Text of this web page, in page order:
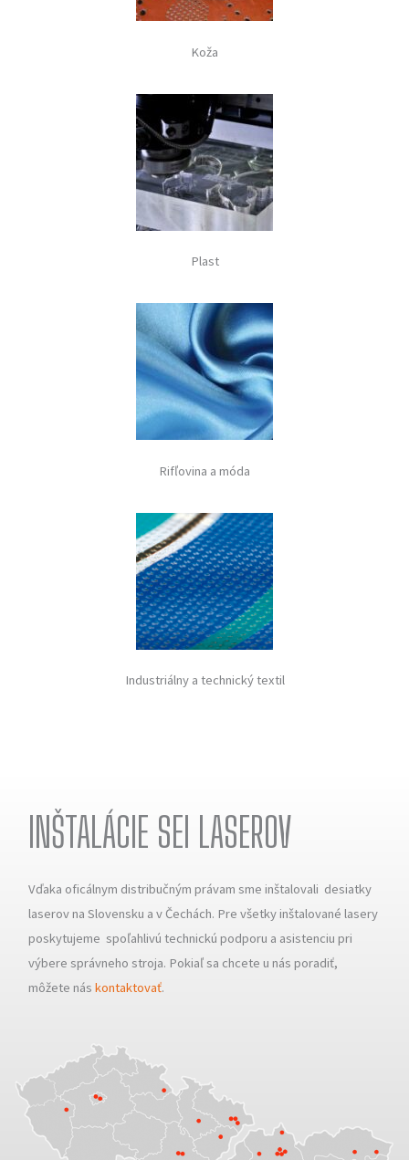
Koža
Plast
Rifľovina a móda
Industriálny a technický textil
INŠTALÁCIE SEI LASEROV
Vďaka oficálnym distribučným právam sme inštalovali desiatky
laserov na Slovensku a v Čechách. Pre všetky inštalované lasery
poskytujeme spoľahlivú technickú podporu a asistenciu pri
výbere správneho stroja. Pokiaľ sa chcete u nás poradiť,
môžete náskontaktovať.